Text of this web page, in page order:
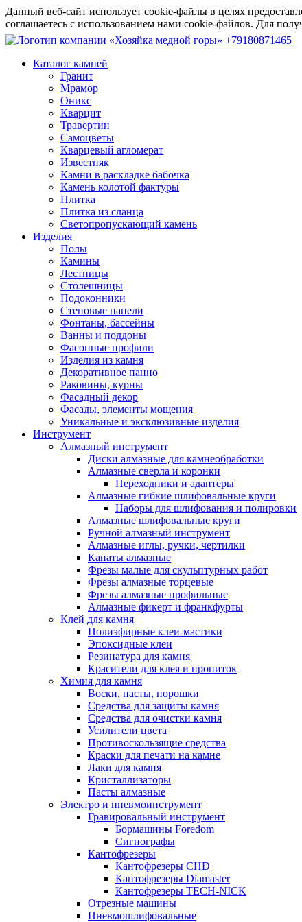
Данный веб-сайт использует cookie-файлы в целях
соглашаетесь с использованием нами cookie-файлов. Для
+79180871465
Каталог камней
Гранит
Мрамор
Оникс
Кварцит
Травертин
Самоцветы
Кварцевый агломерат
Известняк
Камни в раскладке бабочка
Камень колотой фактуры
Плитка
Плитка из сланца
Светопропускающий камень
Изделия
Полы
Камины
Лестницы
Столешницы
Подоконники
Стеновые панели
Фонтаны, бассейны
Ванны и поддоны
Фасонные профили
Изделия из камня
Декоративное панно
Раковины, курны
Фасадный декор
Фасады, элементы мощения
Уникальные и эксклюзивные изделия
Инструмент
Алмазный инструмент
Диски алмазные для камнеобработки
Алмазные сверла и коронки
Переходники и адаптеры
Алмазные гибкие шлифовальные круги
Наборы для шлифования и полировки
Алмазные шлифовальные круги
Ручной алмазный инструмент
Алмазные иглы, ручки, чертилки
Канаты алмазные
Фрезы малые для скульптурных работ
Фрезы алмазные торцевые
Фрезы алмазные профильные
Алмазные фикерт и франкфурты
Клей для камня
Полиэфирные клеи-мастики
Эпоксидные клеи
Резинатура для камня
Красители для клея и пропиток
Химия для камня
Воски, пасты, порошки
Средства для защиты камня
Средства для очистки камня
Усилители цвета
Противоскользящие средства
Краски для печати на камне
Лаки для камня
Кристаллизаторы
Пасты алмазные
Электро и пневмоинструмент
Гравировальный инструмент
Бормашины Foredom
Сигнографы
Кантофрезеры
Кантофрезеры CHD
Кантофрезеры Diamaster
Кантофрезеры TECH-NICK
Отрезные машины
Пневмошлифовальные